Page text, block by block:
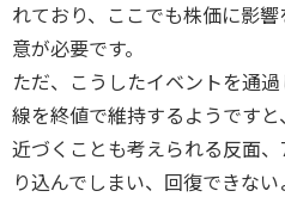
れており、ここでも株価に影
意が必要です。
ただ、こうしたイベントを通
線を終値で維持するようです
近づくことも考えられる反面
り込んでしまい、回復できな